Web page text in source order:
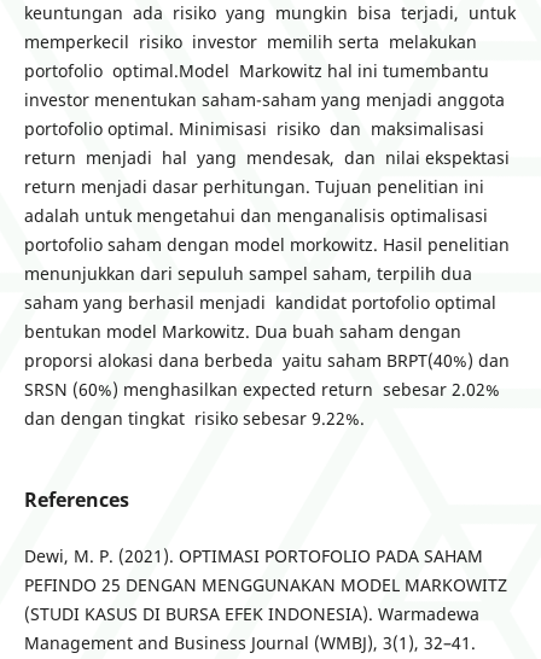
keuntungan ada risiko yang mungkin bisa terjadi, untuk
memperkecil risiko investor memilih serta melakukan
portofolio optimal.Model Markowitz hal ini tumembantu
investor menentukan saham-saham yang menjadi anggota
portofolio optimal. Minimisasi risiko dan maksimalisasi
return menjadi hal yang mendesak, dan nilai ekspektasi
return menjadi dasar perhitungan. Tujuan penelitian ini
adalah untuk mengetahui dan menganalisis optimalisasi
portofolio saham dengan model morkowitz. Hasil penelitian
menunjukkan dari sepuluh sampel saham, terpilih dua
saham yang berhasil menjadi kandidat portofolio optimal
bentukan model Markowitz. Dua buah saham dengan
proporsi alokasi dana berbeda yaitu saham BRPT(40%) dan
SRSN (60%) menghasilkan expected return sebesar 2.02%
dan dengan tingkat risiko sebesar 9.22%.
References
Dewi, M. P. (2021). OPTIMASI PORTOFOLIO PADA SAHAM
PEFINDO 25 DENGAN MENGGUNAKAN MODEL MARKOWITZ
(STUDI KASUS DI BURSA EFEK INDONESIA). Warmadewa
Management and Business Journal (WMBJ), 3(1), 32–41.